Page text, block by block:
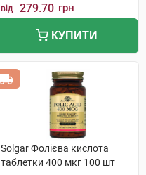
від 279.70 грн
КУПИТИ
Solgar Фолієва кислота
таблетки 400 мкг 100 шт